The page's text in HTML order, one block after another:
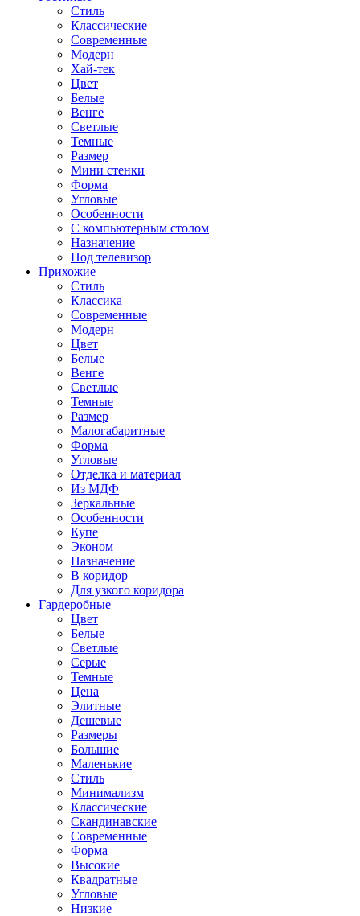
Стиль
Классические
Современные
Модерн
Хай-тек
Цвет
Белые
Венге
Светлые
Темные
Размер
Мини стенки
Форма
Угловые
Особенности
С компьютерным столом
Назначение
Под телевизор
Прихожие
Стиль
Классика
Современные
Модерн
Цвет
Белые
Венге
Светлые
Темные
Размер
Малогабаритные
Форма
Угловые
Отделка и материал
Из МДФ
Зеркальные
Особенности
Купе
Эконом
Назначение
В коридор
Для узкого коридора
Гардеробные
Цвет
Белые
Светлые
Серые
Темные
Цена
Элитные
Дешевые
Размеры
Большие
Маленькие
Стиль
Минимализм
Классические
Скандинавские
Современные
Форма
Высокие
Квадратные
Угловые
Низкие